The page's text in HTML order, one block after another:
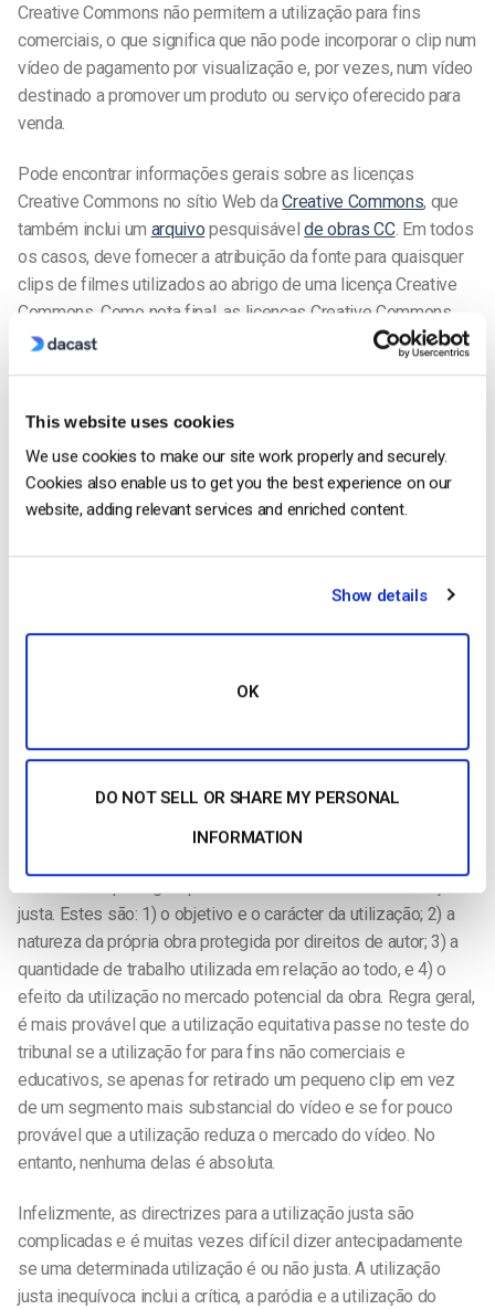
This website uses cookies
We use cookies to make our site work properly and securely.
Cookies also enable us to get you the best experience on our
website, adding relevant services and enriched content.
Show details
OK
DO NOT SELL OR SHARE MY PERSONAL
INFORMATION
Creative Commons não permitem a utilização para fins
comerciais, o que significa que não pode incorporar o clip num
vídeo de pagamento por visualização e, por vezes, num vídeo
destinado a promover um produto ou serviço oferecido para
venda.
Pode encontrar informações gerais sobre as licenças
Creative Commons no sítio Web daCreative Commons, que
também inclui um arquivo pesquisávelde obras CC. Em todos
os casos, deve fornecer a atribuição da fonte para quaisquer
clips de filmes utilizados ao abrigo de uma licença Creative
Commons. Como nota final, as licenças Creative Commons
proíbem sempre o uso de gestão de direitos digitais (DRM).
Se um
filme não estiver no domínio público nem for publicado ao
totalmente protegido pela lei dos direitos de autor. Pode
protegidos por direitos de autor ao abrigo da doutrina de
funciona antes de o tentar.
justa. Estes são: 1) o objetivo e o carácter da utilização; 2) a
natureza da própria obra protegida por direitos de autor; 3) a
quantidade de trabalho utilizada em relação ao todo, e 4) o
efeito da utilização no mercado potencial da obra. Regra geral,
é mais provável que a utilização equitativa passe no teste do
tribunal se a utilização for para fins não comerciais e
educativos, se apenas for retirado um pequeno clip em vez
de um segmento mais substancial do vídeo e se for pouco
provável que a utilização reduza o mercado do vídeo. No
entanto, nenhuma delas é absoluta.
Infelizmente, as directrizes para a utilização justa são
complicadas e é muitas vezes difícil dizer antecipadamente
se uma determinada utilização é ou não justa. A utilização
justa inequívoca inclui a crítica, a paródia e a utilização do